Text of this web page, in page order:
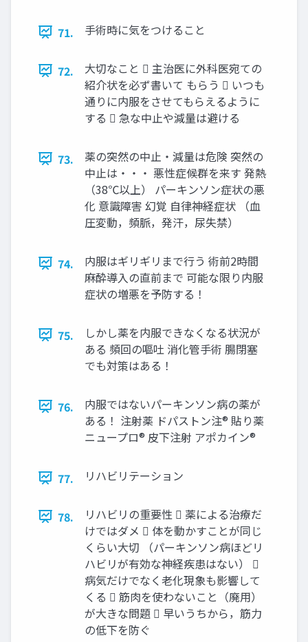
71. 手術時に気をつけること
72.
大切なこと  主治医に外科医宛ての
紹介状を必ず書いて もらう  いつも
通りに内服をさせてもらえるように
する  急な中止や減量は避ける
73.
薬の突然の中止・減量は危険 突然の
中止は・・・ 悪性症候群を来す 発熱
（38℃以上） パーキンソン症状の悪
化 意識障害 幻覚 自律神経症状 （血
圧変動，頻脈，発汗，尿失禁）
74.
内服はギリギリまで行う 術前2時間
麻酔導入の直前まで 可能な限り内服
症状の増悪を予防する！
75.
しかし薬を内服できなくなる状況が
ある 頻回の嘔吐 消化管手術 腸閉塞
でも対策はある！
76.
内服ではないパーキンソン病の薬が
ある！ 注射薬 ドパストン注® 貼り薬
ニュープロ® 皮下注射 アポカイン®
77. リハビリテーション
78.
リハビリの重要性  薬による治療だ
けではダメ  体を動かすことが同じ
くらい大切 （パーキンソン病ほどリ
ハビリが有効な神経疾患はない） 
病気だけでなく老化現象も影響して
くる  筋肉を使わないこと（廃用）
が大きな問題  早いうちから，筋力
の低下を防ぐ